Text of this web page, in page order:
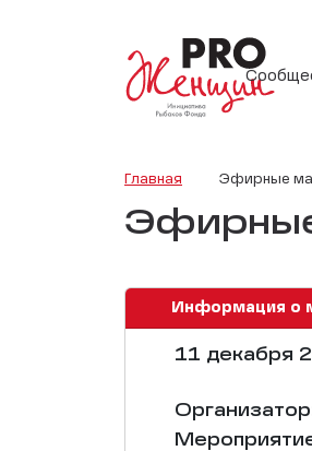
Главная Эфирные
Информация о
11 декабря